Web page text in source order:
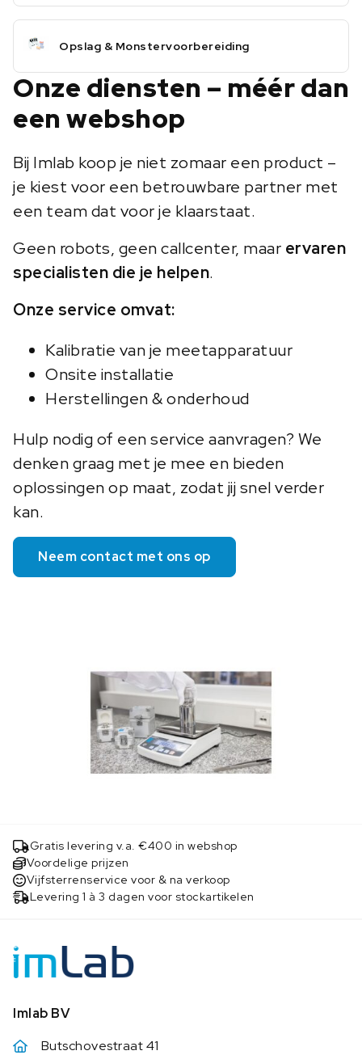
Opslag & Monstervoorbereiding
Onze diensten – méér dan
een webshop
Bij Imlab koop je niet zomaar een product –
je kiest voor een betrouwbare partner met
een team dat voor je klaarstaat.
Geen robots, geen callcenter, maar ervaren
specialisten die je helpen.
Onze service omvat:
Kalibratie van je meetapparatuur
Onsite installatie
Herstellingen & onderhoud
Hulp nodig of een service aanvragen? We
denken graag met je mee en bieden
oplossingen op maat, zodat jij snel verder
kan.
Neem contact met ons op
Gratis levering v.a. €400 in webshop
Voordelige prijzen
Vijfsterrenservice voor & na verkoop
Levering 1 à 3 dagen voor stockartikelen
Imlab BV
Butschovestraat 41